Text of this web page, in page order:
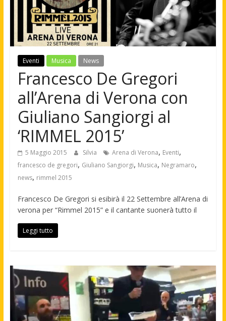
Eventi Musica News
Francesco De Gregori
all’Arena di Verona con
Giuliano Sangiorgi al
‘RIMMEL 2015’
5 Maggio 2015 Silvia Arena di Verona, Eventi,
francesco de gregori, Giuliano Sangiorgi, Musica, Negramaro,
news, rimmel 2015
Francesco De Gregori si esibirà il 22 Settembre all’Arena di
verona per “Rimmel 2015” e il cantante suonerà tutto il
Leggi tutto